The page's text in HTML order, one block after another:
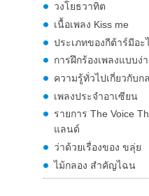
วงโยธวาทิต
เนื้อเพลง Kiss me
ประเภทของกีต้าร์มีอะ
การฝึกร้องเพลงแบบง่
ความรู้ทั่วไปเกี่ยวกับก
เพลงประจำอาเซียน
รายการ The Voice
แลนด์
ว่าด้วยเรื่องของ ขลุ่ย
ไม้กลอง สำคัญไฉน